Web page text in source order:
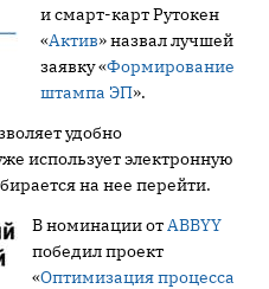
и смарт-карт Рутокен
«Актив» назвал лучшей
заявку «Формирование
штампа ЭП».
удобно
использует электронную
на нее перейти.
В номинации отABBYY
победил проект
«Оптимизация процесса